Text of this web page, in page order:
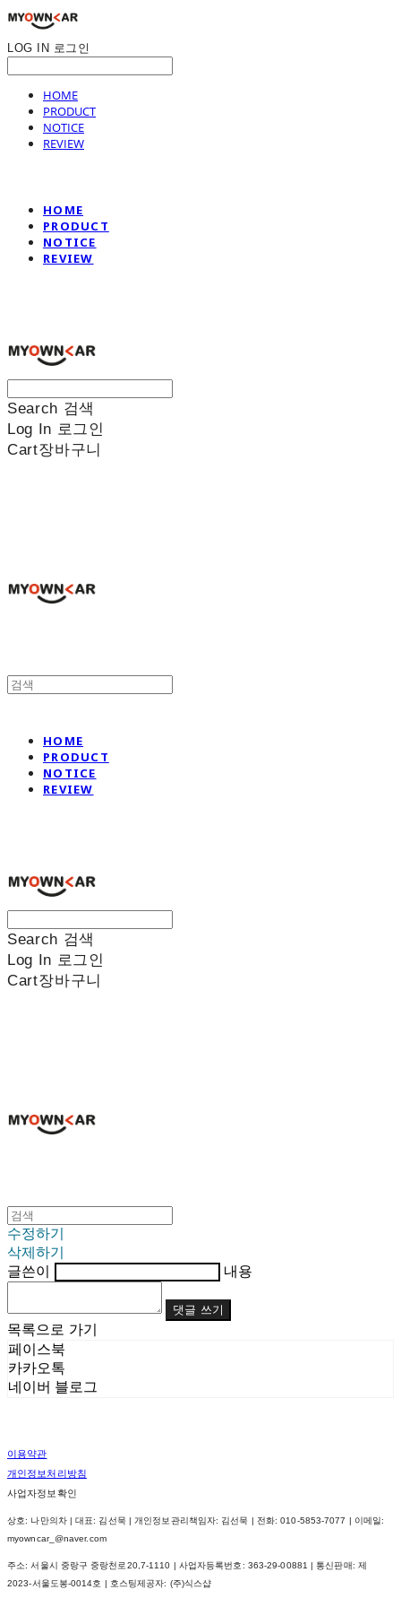
LOG IN 로그인
HOME
PRODUCT
NOTICE
REVIEW
HOME
PRODUCT
NOTICE
REVIEW
Search 검색
Log In 로그인
Cart장바구니
HOME
PRODUCT
NOTICE
REVIEW
Search 검색
Log In 로그인
Cart장바구니
수정하기
삭제하기
글쓴이
내용
댓글 쓰기
목록으로 가기
페이스북
카카오톡
네이버 블로그
이용약관
개인정보처리방침
사업자정보확인
상호: 나만의차 | 대표: 김선묵 | 개인정보관리책임자: 김선묵 | 전화: 010-5853-7077 | 이메일:
myowncar_@naver.com
주소: 서울시 중랑구 중랑천로20,7-1110 | 사업자등록번호: 363-29-00881 | 통신판매: 제
2023-서울도봉-0014호
| 호스팅제공자: (주)식스샵